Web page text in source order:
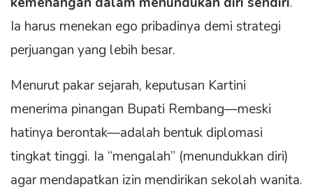
Ia harus menekan ego pribadinya demi strategi
perjuangan yang lebih besar.
Menurut pakar sejarah, keputusan Kartini
menerima pinangan Bupati Rembang—meski
hatinya berontak—adalah bentuk diplomasi
tingkat tinggi. Ia “mengalah” (menundukkan diri)
agar mendapatkan izin mendirikan sekolah wanita.